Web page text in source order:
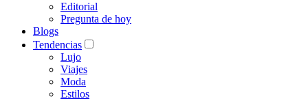
Editorial
Pregunta de hoy
Blogs
Tendencias
Lujo
Viajes
Moda
Estilos